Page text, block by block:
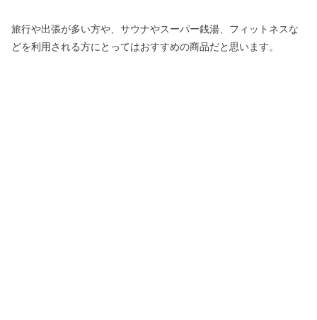
旅行や出張が多い方や、サウナやスーパー銭湯、フィットネスな
どを利用される方にとってはおすすめの商品だと思います。